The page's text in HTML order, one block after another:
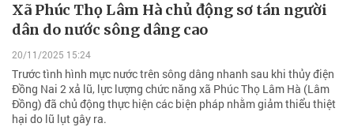
Xã Phúc Thọ Lâm Hà chủ động sơ tán người
dân do nước sông dâng cao
20/11/2025 15:24
Trước tình hình mực nước trên sông dâng nhanh sau khi thủy điện
Đồng Nai 2 xả lũ, lực lượng chức năng xã Phúc Thọ Lâm Hà (Lâm
Đồng) đã chủ động thực hiện các biện pháp nhằm giảm thiểu thiệt
hại do lũ lụt gây ra.